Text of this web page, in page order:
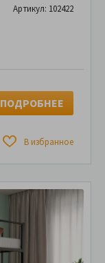
Артикул: 102422
В избранное
ПОДРОБНЕЕ